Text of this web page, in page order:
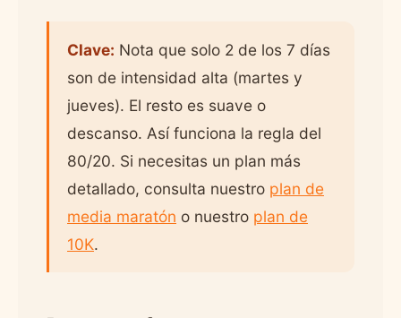
Clave: Nota que solo 2 de los 7 días
son de intensidad alta (martes y
jueves). El resto es suave o
descanso. Así funciona la regla del
80/20. Si necesitas un plan más
detallado, consulta nuestro plan de
media maratón o nuestro plan de
10K.